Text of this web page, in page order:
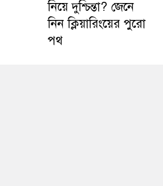
নিয়ে দুশ্চিন্তা? জেনে
নিন ক্লিয়ারিংয়ের পুরো
পথ